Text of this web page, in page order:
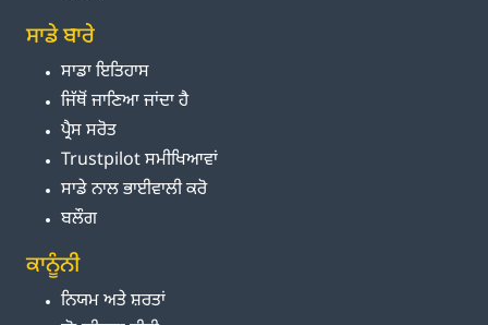
ਸਾਡੇ ਬਾਰੇ
ਸਾਡਾ ਇਤਿਹਾਸ
ਜਿੱਥੋਂ ਜਾਣਿਆ ਜਾਂਦਾ ਹੈ
ਪ੍ਰੈਸ ਸਰੋਤ
Trustpilot ਸਮੀਖਿਆਵਾਂ
ਸਾਡੇ ਨਾਲ ਭਾਈਵਾਲੀ ਕਰੋ
ਬਲੌਗ
ਕਾਨੂੰਨੀ
ਨਿਯਮ ਅਤੇ ਸ਼ਰਤਾਂ